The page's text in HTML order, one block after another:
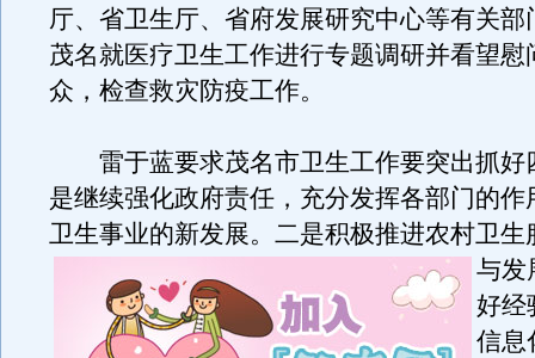
厅、省卫生厅、省府发展研究中心等有关部
茂名就医疗卫生工作进行专题调研并看望慰
众，检查救灾防疫工作。
雷于蓝要求茂名市卫生工作要突出抓好
是继续强化政府责任，充分发挥各部门的作
卫生事业的新发展。 二是积极推进农村卫生
与发
好经
信息